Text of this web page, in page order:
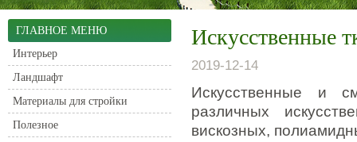
ГЛАВНОЕ МЕНЮ
Интерьер
Ландшафт
Материалы для стройки
Полезное
Искусственные
2019-12-14
Искусственные и
различных
вискозных,